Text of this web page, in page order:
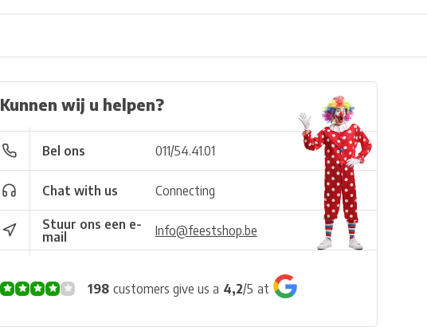
Kunnen wij u helpen?
Bel ons 011/54.41.01
Chat with us Connecting
Stuur ons een e-
mail
Info@feestshop.be
198 customers give us a 4,2/5 at